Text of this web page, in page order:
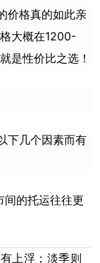
价格真的如此亲
大概在1200-
是性价比之选！
下几个因素而有
间的托运往往更
上浮；淡季则